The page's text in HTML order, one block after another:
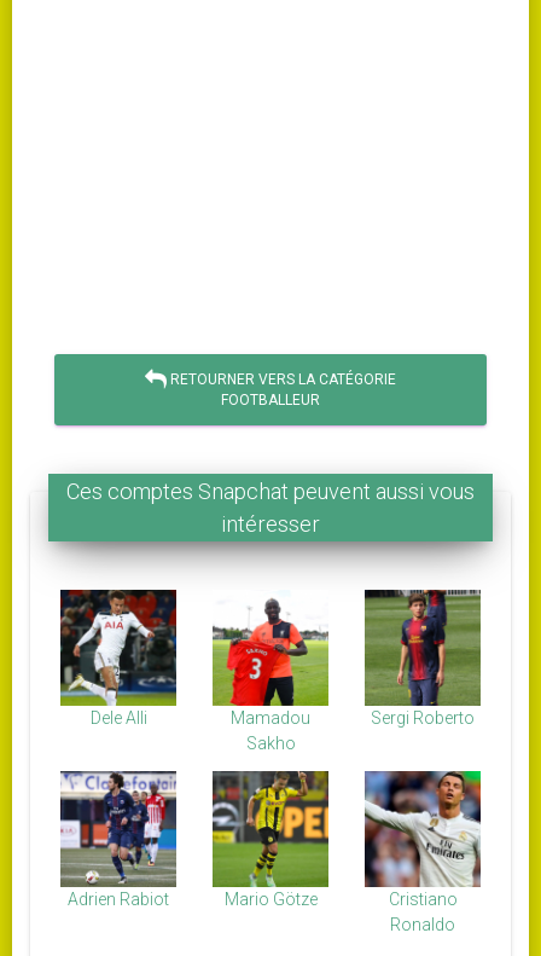
RETOURNER VERS LA CATÉGORIE
FOOTBALLEUR
Ces comptes Snapchat peuvent aussi vous
intéresser
Dele Alli
Mamadou
Sakho
Sergi Roberto
Adrien Rabiot Mario Götze
Cristiano
Ronaldo